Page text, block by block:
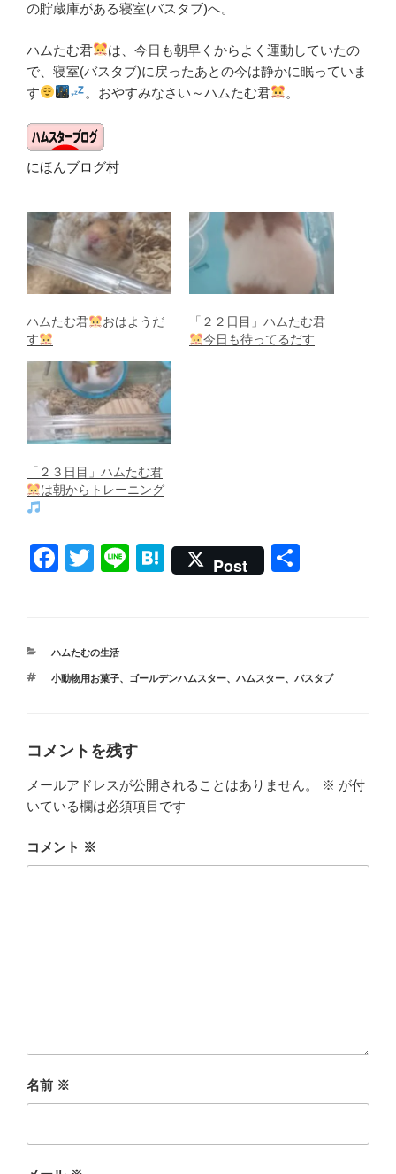
の貯蔵庫がある寝室(バスタブ)へ。
ハムたむ君
は、今日も朝早くからよく運動していたの
で、寝室(バスタブ)に戻ったあとの今は静かに眠っていま
す
。おやすみなさい～ハムたむ君 。
にほんブログ村
ハムたむ君
おはようだ
す
「２２日目」ハムたむ君
今日も待ってるだす
「２３日目」ハムたむ君
は朝からトレーニング
F
e
b
k
T
er
Li
H
a
Post
カ
ゴ
ハムたむの生活
タ
小動物用お菓子、 ゴールデンハムスター、 ハムスター、 バスタブ
コメントを残す
メールアドレスが公開されることはありません。 ※ が付
いている欄は必須項目です
コメント ※
名前 ※